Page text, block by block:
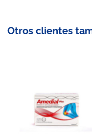
Otros clientes